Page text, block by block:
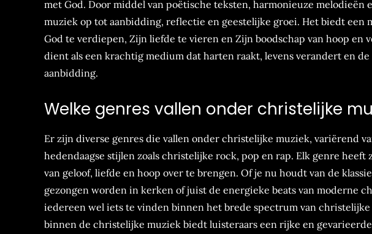
met God. Door middel van poëtische teksten, harmonieuze
muziek op tot aanbidding, reflectie en geestelijke groei. Het biedt een
God te verdiepen, Zijn liefde te vieren en Zijn boodschap van hoop
dient als een krachtig medium dat harten raakt, levens verandert en
aanbidding.
Welke genres vallen onder christelijke
Er zijn diverse genres die vallen onder christelijke muziek, variërend
hedendaagse stijlen zoals christelijke rock, pop en rap. Elk genre
van geloof, liefde en hoop over te brengen. Of je nu houdt van de
gezongen worden in kerken of juist de energieke beats van moderne
iedereen wel iets te vinden binnen het brede spectrum van
binnen de christelijke muziek biedt luisteraars een rijke en